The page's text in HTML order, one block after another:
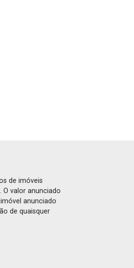
de imóveis
valor anunciado
anunciado
de quaisquer